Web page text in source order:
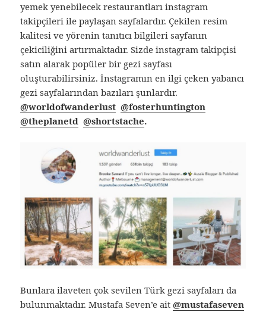
yemek yenebilecek restaurantları instagram
takipçileri ile paylaşan sayfalardır. Çekilen resim
kalitesi ve yörenin tanıtıcı bilgileri sayfanın
çekiciliğini artırmaktadır. Sizde instagram takipçisi
satın alarak popüler bir gezi sayfası
oluşturabilirsiniz. İnstagramın en ilgi çeken yabancı
gezi sayfalarından bazıları şunlardır.
@worldofwanderlust @fosterhuntington
@theplanetd @shortstache.
Bunlara ilaveten çok sevilen Türk gezi sayfaları da
bulunmaktadır. Mustafa Seven’e ait@mustafaseven